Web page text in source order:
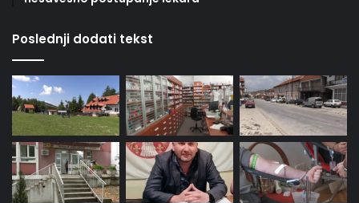
Poslednji dodati tekst